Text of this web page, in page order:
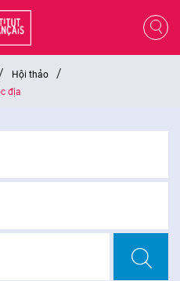
Hội thảo /
địa